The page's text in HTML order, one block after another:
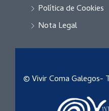
Política de Cookies
Nota Legal
© Vivir Coma Galegos-